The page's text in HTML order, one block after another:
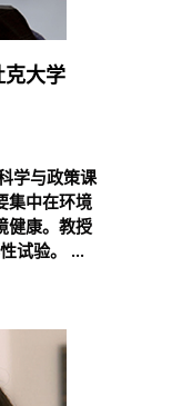
大学
学与政策课
集中在环境
健康。教授
试验。 ...